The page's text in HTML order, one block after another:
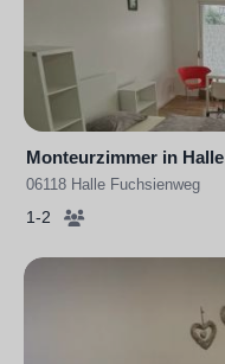
Monteurzimmer in Halle
06118 Halle Fuchsienweg
1-2